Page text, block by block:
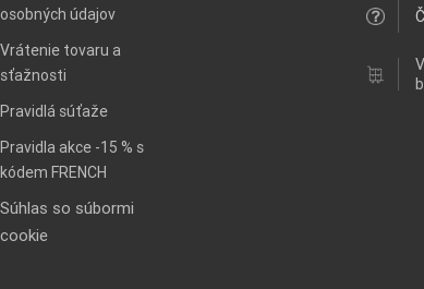
osobných údajov
Vrátenie tovaru a
sťažnosti
Pravidlá súťaže
Pravidla akce -15 % s
kódem FRENCH
Súhlas so súbormi
cookie